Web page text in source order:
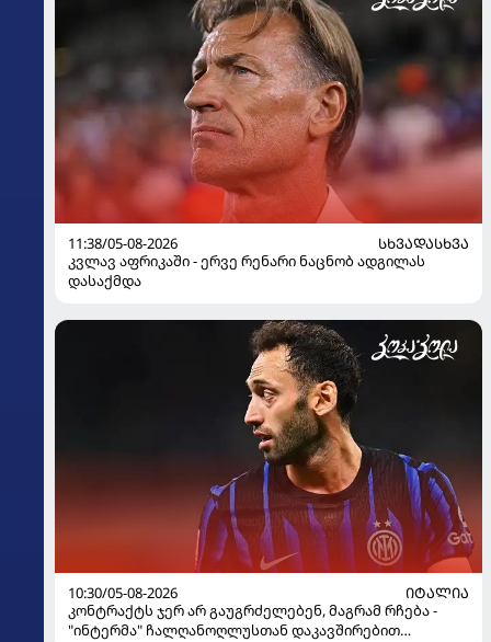
11:38/05-08-2026
ᲡᲮᲕᲐᲓᲐᲡᲮᲕᲐ
კვლავ აფრიკაში - ერვე რენარი ნაცნობ ადგილას
დასაქმდა
10:30/05-08-2026
ᲘᲢᲐᲚᲘᲐ
კონტრაქტს ჯერ არ გაუგრძელებენ, მაგრამ რჩება -
"ინტერმა" ჩალღანოღლუსთან დაკავშირებით